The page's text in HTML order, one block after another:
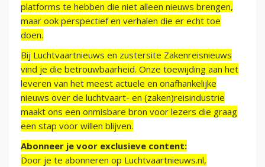
platforms te hebben die niet alleen nieuws brengen,
maar ook perspectief en verhalen die er echt toe
doen.
Bij Luchtvaartnieuws en zustersite Zakenreisnieuws
vind je die betrouwbaarheid. Onze toewijding aan het
leveren van het meest actuele en onafhankelijke
nieuws over de luchtvaart- en (zaken)reisindustrie
maakt ons een onmisbare bron voor lezers die graag
een stap voor willen blijven.
Abonneer je voor exclusieve content:
Door je te abonneren op Luchtvaartnieuws.nl,